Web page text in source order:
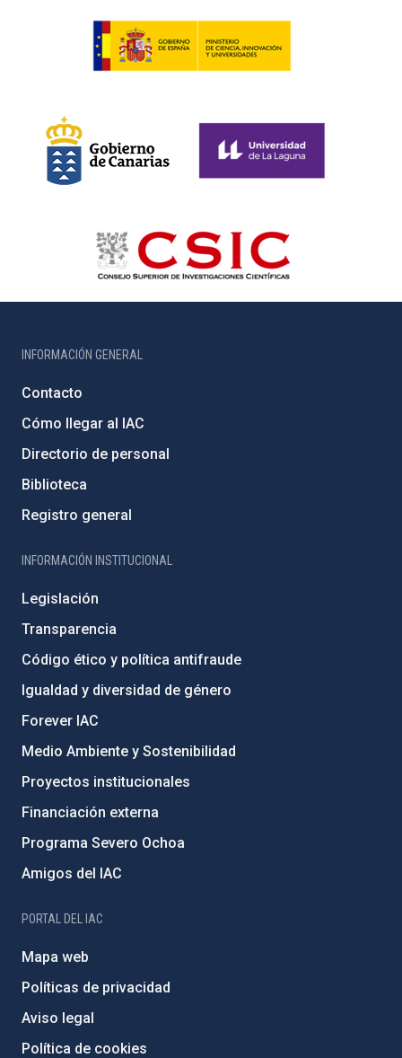
INFORMACIÓN GENERAL
Contacto
Cómo llegar al IAC
Directorio de personal
Biblioteca
Registro general
INFORMACIÓN INSTITUCIONAL
Legislación
Transparencia
Código ético y política antifraude
Igualdad y diversidad de género
Forever IAC
Medio Ambiente y Sostenibilidad
Proyectos institucionales
Financiación externa
Programa Severo Ochoa
Amigos del IAC
PORTAL DEL IAC
Mapa web
Políticas de privacidad
Aviso legal
Política de cookies